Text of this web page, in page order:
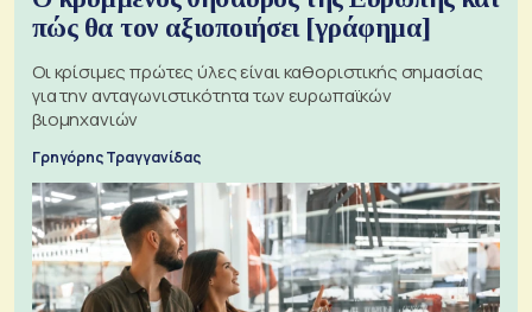
πώς θα τον αξιοποιήσει [γράφημα]
Οι κρίσιμες πρώτες ύλες είναι καθοριστικής σημασίας
για την ανταγωνιστικότητα των ευρωπαϊκών
βιομηχανιών
Γρηγόρης Τραγγανίδας